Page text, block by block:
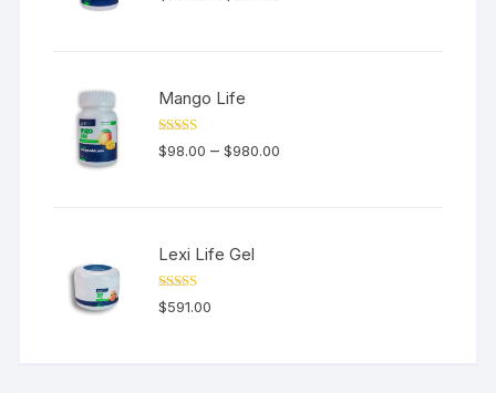
5.00de 5
Mango Life
Valorado en
5.00de 5
$98.00 –$980.00
Lexi Life Gel
Valorado en
5.00 de 5
$591.00